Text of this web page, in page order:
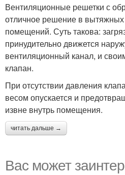
Вентиляционные решетки с
отличное решение в вытяжных
помещений. Суть такова:
принудительно движется
вентиляционный канал, и
клапан.
При отсутствии давления
весом опускается и
извне внутрь помещения.
читать дальше →
Вас может